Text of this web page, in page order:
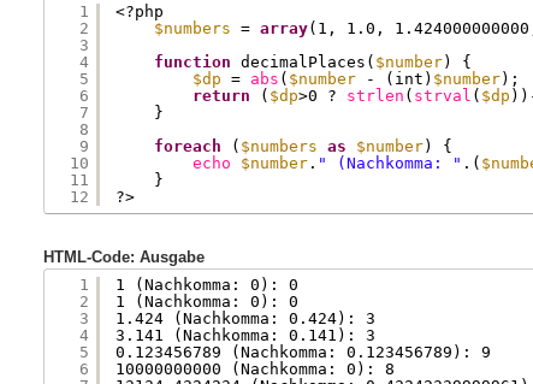
1
2
3
4
5
6
7
8
9
10
11
12
<?php
$numbers = array(1, 1.0,
function decimalPlaces( $number) {
$dp = abs ( $number - (int) $number);
return
( $dp>0 ? strlen ( strval ( $dp
}
foreach
( $numbers as $number) {
echo
$number. " (Nachkomma: " .(
}
?>
HTML-Code: Ausgabe
1
2
3
4
5
6
1 (Nachkomma: 0): 0
1 (Nachkomma: 0): 0
1.424 (Nachkomma: 0.424): 3
3.141 (Nachkomma: 0.141): 3
0.123456789 (Nachkomma: 0.123456789): 9
10000000000 (Nachkomma: 0): 8